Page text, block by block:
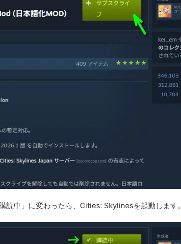
読中」に変わったら、Cities: Skylinesを起動します。